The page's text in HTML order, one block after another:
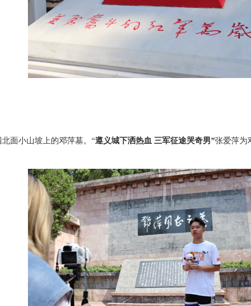
面小山坡上的邓萍墓。“遵义城下洒热血 三军征途哭奇男”张爱萍为